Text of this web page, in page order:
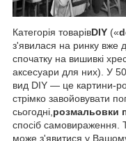
Категорія товарівDIY («
з'явилася на ринку вже
спочатку на вишивкі
аксесуари для них). У
вид DIY — це картини-
стрімко завойовувати
сьогодні,розмальовки
спосіб
може з'явитися у